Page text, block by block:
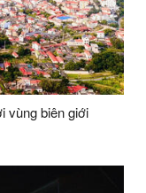
vùng biên giới